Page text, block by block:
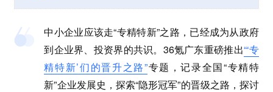
中小企业应该走“专精特新”之路，已经成为从政府
到企业界、投资界的共识。 36氪广东重磅推出“‘专
精特新’们的晋升之路”专题 ，记录全国“专精特
新”企业发展史，探索“隐形冠军”的晋级之路，探讨